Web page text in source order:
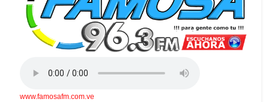
www.famosafm.com.ve